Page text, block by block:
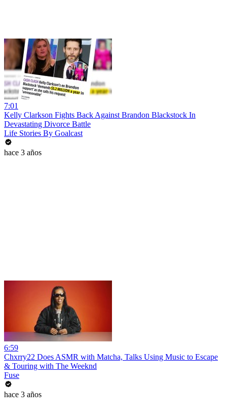
7:01
Kelly Clarkson Fights Back Against Brandon Blackstock In
Devastating Divorce Battle
Life Stories By Goalcast
hace 3 años
6:59
Chxrry22 Does ASMR with Matcha, Talks Using Music to Escape
& Touring with The Weeknd
Fuse
hace 3 años